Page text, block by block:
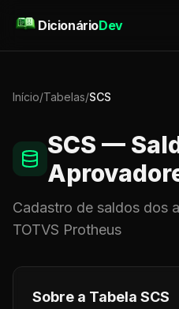
DicionárioDev
Início/Tabelas/SCS
SCS —
Cadastro de saldos dos
TOTVS Protheus
Sobre a Tabela SCS